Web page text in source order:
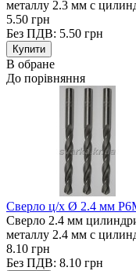
металлу 2.3 мм с
5.50 грн
Без ПДВ: 5.50 грн
В обране
До порівняння
Сверло ц/х Ø 2.4 мм
Сверло 2.4 мм
металлу 2.4 мм с
8.10 грн
Без ПДВ: 8.10 грн